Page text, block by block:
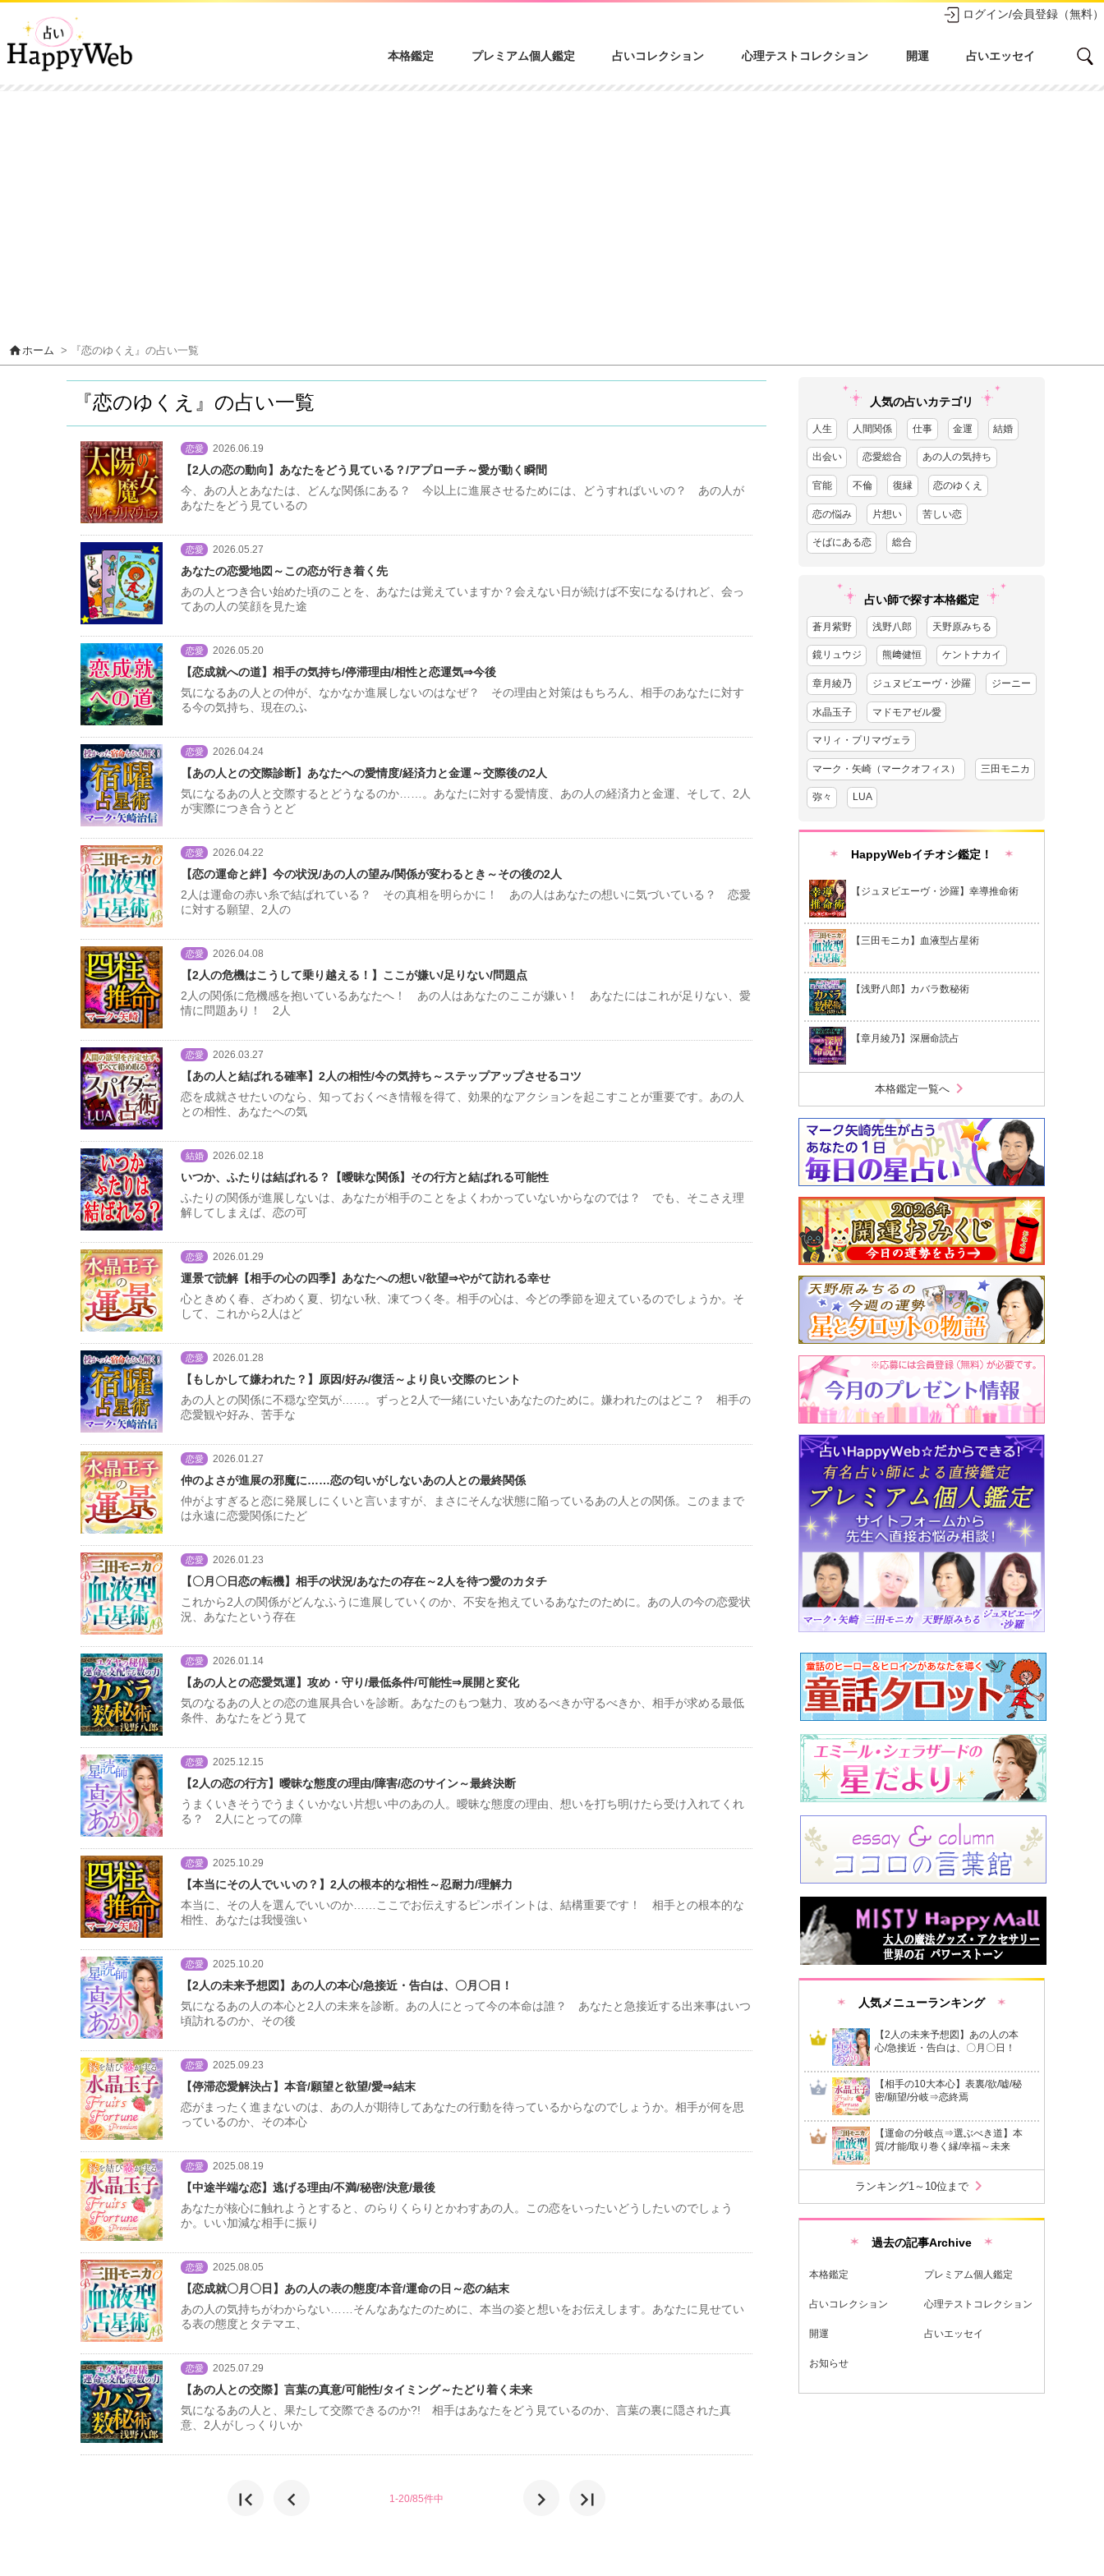
ログイン/会員登録（無料）
本格鑑定 プレミアム個人鑑定 占いコレクション 心理テストコレクション 開運 占いエッセイ
homeホーム > 『恋のゆくえ』の占い一覧
『恋のゆくえ』の占い一覧
恋愛 2026.06.19
【2人の恋の動向】あなたをどう見ている？/アプローチ～愛が動く瞬間
今、あの人とあなたは、どんな関係にある？ 今以上に進展させるためには、どうすればいいの？ あの人が
あなたをどう見ているの
恋愛 2026.05.27
あなたの恋愛地図～この恋が行き着く先
あの人とつき合い始めた頃のことを、あなたは覚えていますか？会えない日が続けば不安になるけれど、会っ
てあの人の笑顔を見た途
恋愛 2026.05.20
【恋成就への道】相手の気持ち/停滞理由/相性と恋運気⇒今後
気になるあの人との仲が、なかなか進展しないのはなぜ？ その理由と対策はもちろん、相手のあなたに対す
る今の気持ち、現在のふ
恋愛 2026.04.24
【あの人との交際診断】あなたへの愛情度/経済力と金運～交際後の2人
気になるあの人と交際するとどうなるのか……。あなたに対する愛情度、あの人の経済力と金運、そして、2人
が実際につき合うとど
恋愛 2026.04.22
【恋の運命と絆】今の状況/あの人の望み/関係が変わるとき～その後の2人
2人は運命の赤い糸で結ばれている？ その真相を明らかに！ あの人はあなたの想いに気づいている？ 恋愛
に対する願望、2人の
恋愛 2026.04.08
【2人の危機はこうして乗り越える！】ここが嫌い/足りない/問題点
2人の関係に危機感を抱いているあなたへ！ あの人はあなたのここが嫌い！ あなたにはこれが足りない、愛
情に問題あり！ 2人
恋愛 2026.03.27
【あの人と結ばれる確率】2人の相性/今の気持ち～ステップアップさせるコツ
恋を成就させたいのなら、知っておくべき情報を得て、効果的なアクションを起こすことが重要です。あの人
との相性、あなたへの気
結婚 2026.02.18
いつか、ふたりは結ばれる？【曖昧な関係】その行方と結ばれる可能性
ふたりの関係が進展しないは、あなたが相手のことをよくわかっていないからなのでは？ でも、そこさえ理
解してしまえば、恋の可
恋愛 2026.01.29
運景で読解【相手の心の四季】あなたへの想い/欲望⇒やがて訪れる幸せ
心ときめく春、ざわめく夏、切ない秋、凍てつく冬。相手の心は、今どの季節を迎えているのでしょうか。そ
して、これから2人はど
恋愛 2026.01.28
【もしかして嫌われた？】原因/好み/復活～より良い交際のヒント
あの人との関係に不穏な空気が……。ずっと2人で一緒にいたいあなたのために。嫌われたのはどこ？ 相手の
恋愛観や好み、苦手な
恋愛 2026.01.27
仲のよさが進展の邪魔に……恋の匂いがしないあの人との最終関係
仲がよすぎると恋に発展しにくいと言いますが、まさにそんな状態に陥っているあの人との関係。このままで
は永遠に恋愛関係にたど
恋愛 2026.01.23
【〇月〇日恋の転機】相手の状況/あなたの存在～2人を待つ愛のカタチ
これから2人の関係がどんなふうに進展していくのか、不安を抱えているあなたのために。あの人の今の恋愛状
況、あなたという存在
恋愛 2026.01.14
【あの人との恋愛気運】攻め・守り/最低条件/可能性⇒展開と変化
気のなるあの人との恋の進展具合いを診断。あなたのもつ魅力、攻めるべきか守るべきか、相手が求める最低
条件、あなたをどう見て
恋愛 2025.12.15
【2人の恋の行方】曖昧な態度の理由/障害/恋のサイン～最終決断
うまくいきそうでうまくいかない片想い中のあの人。曖昧な態度の理由、想いを打ち明けたら受け入れてくれ
る？ 2人にとっての障
恋愛 2025.10.29
【本当にその人でいいの？】2人の根本的な相性～忍耐力/理解力
本当に、その人を選んでいいのか……ここでお伝えするピンポイントは、結構重要です！ 相手との根本的な
相性、あなたは我慢強い
恋愛 2025.10.20
【2人の未来予想図】あの人の本心/急接近・告白は、〇月〇日！
気になるあの人の本心と2人の未来を診断。あの人にとって今の本命は誰？ あなたと急接近する出来事はいつ
頃訪れるのか、その後
恋愛 2025.09.23
【停滞恋愛解決占】本音/願望と欲望/愛⇒結末
恋がまったく進まないのは、あの人が期待してあなたの行動を待っているからなのでしょうか。相手が何を思
っているのか、その本心
恋愛 2025.08.19
【中途半端な恋】逃げる理由/不満/秘密/決意/最後
あなたが核心に触れようとすると、のらりくらりとかわすあの人。この恋をいったいどうしたいのでしょう
か。いい加減な相手に振り
恋愛 2025.08.05
【恋成就〇月〇日】あの人の表の態度/本音/運命の日～恋の結末
あの人の気持ちがわからない……そんなあなたのために、本当の姿と想いをお伝えします。あなたに見せてい
る表の態度とタテマエ、
恋愛 2025.07.29
【あの人との交際】言葉の真意/可能性/タイミング～たどり着く未来
気になるあの人と、果たして交際できるのか?! 相手はあなたをどう見ているのか、言葉の裏に隠された真
意、2人がしっくりいか
first_page chevron_left 1-20/85件中 chevron_right last_page
人気の占いカテゴリ
人生 人間関係 仕事 金運 結婚
出会い 恋愛総合 あの人の気持ち
官能 不倫 復縁 恋のゆくえ
恋の悩み 片想い 苦しい恋
そばにある恋 総合
占い師で探す本格鑑定
蒼月紫野 浅野八郎 天野原みちる
鏡リュウジ 熊﨑健恒 ケントナカイ
章月綾乃 ジュヌビエーヴ・沙羅 ジーニー
水晶玉子 マドモアゼル愛
マリィ・プリマヴェラ
マーク・矢崎（マークオフィス） 三田モニカ
弥々 LUA
HappyWebイチオシ鑑定！
【ジュヌビエーヴ・沙羅】幸導推命術
【三田モニカ】血液型占星術
【浅野八郎】カバラ数秘術
【章月綾乃】深層命読占
本格鑑定一覧へchevron_right
人気メニューランキング
【2人の未来予想図】あの人の本
心/急接近・告白は、〇月〇日！
【相手の10大本心】表裏/欲/嘘/秘
密/願望/分岐⇒恋終焉
【運命の分岐点⇒選ぶべき道】本
質/才能/取り巻く縁/幸福～未来
ランキング1～10位まで chevron_right
過去の記事Archive
本格鑑定 プレミアム個人鑑定
占いコレクション 心理テストコレクション
開運 占いエッセイ
お知らせ